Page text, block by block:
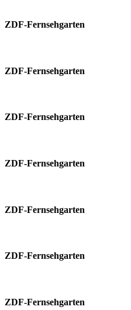
ZDF-Fernsehgarten
ZDF-Fernsehgarten
ZDF-Fernsehgarten
ZDF-Fernsehgarten
ZDF-Fernsehgarten
ZDF-Fernsehgarten
ZDF-Fernsehgarten